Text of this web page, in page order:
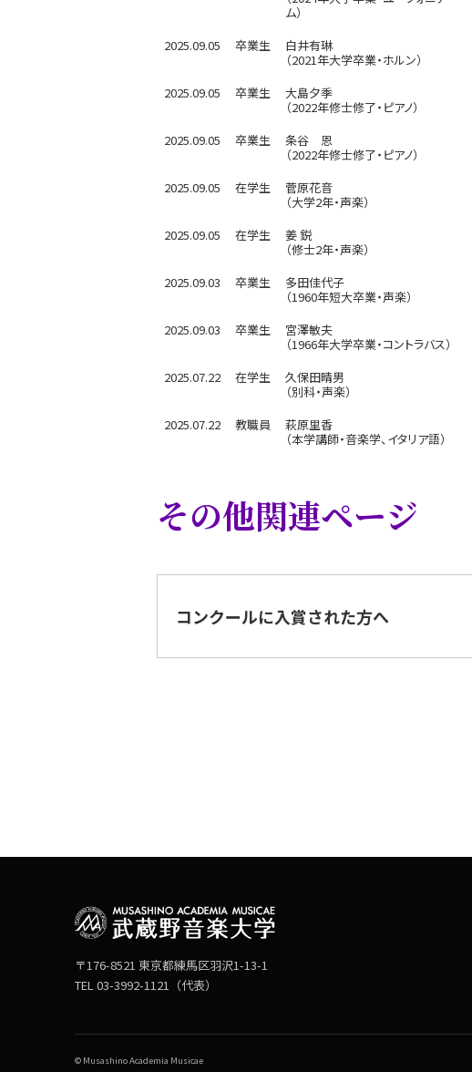
ム）
2025.09.05 卒業生
白井有琳
（2021年大学卒業・ホルン）
2025.09.05 卒業生
大島夕季
（2022年修士修了・ピアノ）
2025.09.05 卒業生
条谷 恩
（2022年修士修了・ピアノ）
2025.09.05 在学生
菅原花音
（大学2年・声楽）
2025.09.05 在学生
姜 鋭
（修士2年・声楽）
2025.09.03 卒業生
多田佳代子
（1960年短大卒業・声楽）
2025.09.03 卒業生
宮澤敏夫
（1966年大学卒業・コントラバス）
2025.07.22 在学生
久保田晴男
（別科・声楽）
2025.07.22 教職員
萩原里香
（本学講師・音楽学、イタリア語）
その他関連ページ
コンクールに入賞された方へ
〒176-8521 東京都練馬区羽沢1-13-1
TEL 03-3992-1121（代表）
© Musashino Academia Musicae